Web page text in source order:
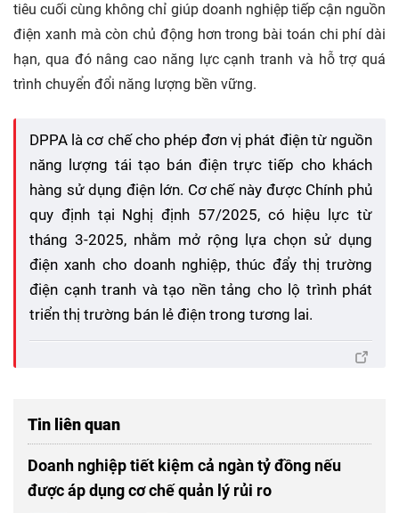
tiêu cuối cùng không chỉ giúp doanh nghiệp tiếp cận nguồn
điện xanh mà còn chủ động hơn trong bài toán chi phí dài
hạn, qua đó nâng cao năng lực cạnh tranh và hỗ trợ quá
trình chuyển đổi năng lượng bền vững.
DPPA là cơ chế cho phép đơn vị phát điện từ nguồn
năng lượng tái tạo bán điện trực tiếp cho khách
hàng sử dụng điện lớn. Cơ chế này được Chính phủ
quy định tại Nghị định 57/2025, có hiệu lực từ
tháng 3-2025, nhằm mở rộng lựa chọn sử dụng
điện xanh cho doanh nghiệp, thúc đẩy thị trường
điện cạnh tranh và tạo nền tảng cho lộ trình phát
triển thị trường bán lẻ điện trong tương lai.
Tin liên quan
Doanh nghiệp tiết kiệm cả ngàn tỷ đồng nếu
được áp dụng cơ chế quản lý rủi ro